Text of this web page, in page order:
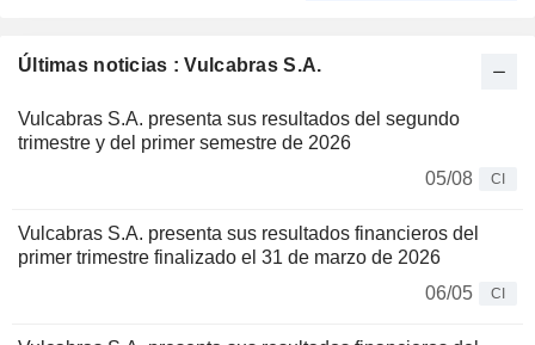
Últimas noticias : Vulcabras S.A.
Vulcabras S.A. presenta sus resultados del segundo
trimestre y del primer semestre de 2026
05/08
CI
Vulcabras S.A. presenta sus resultados financieros del
primer trimestre finalizado el 31 de marzo de 2026
06/05
CI